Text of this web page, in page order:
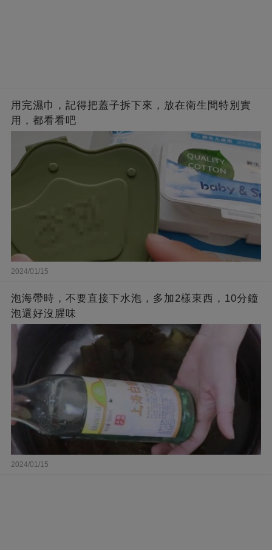
用完濕巾，記得把蓋子拆下來，放在衛生間特別實
用，都看看吧
2024/01/15
泡海帶時，不要直接下水泡，多加2樣東西，10分鐘
泡還好沒腥味
2024/01/15